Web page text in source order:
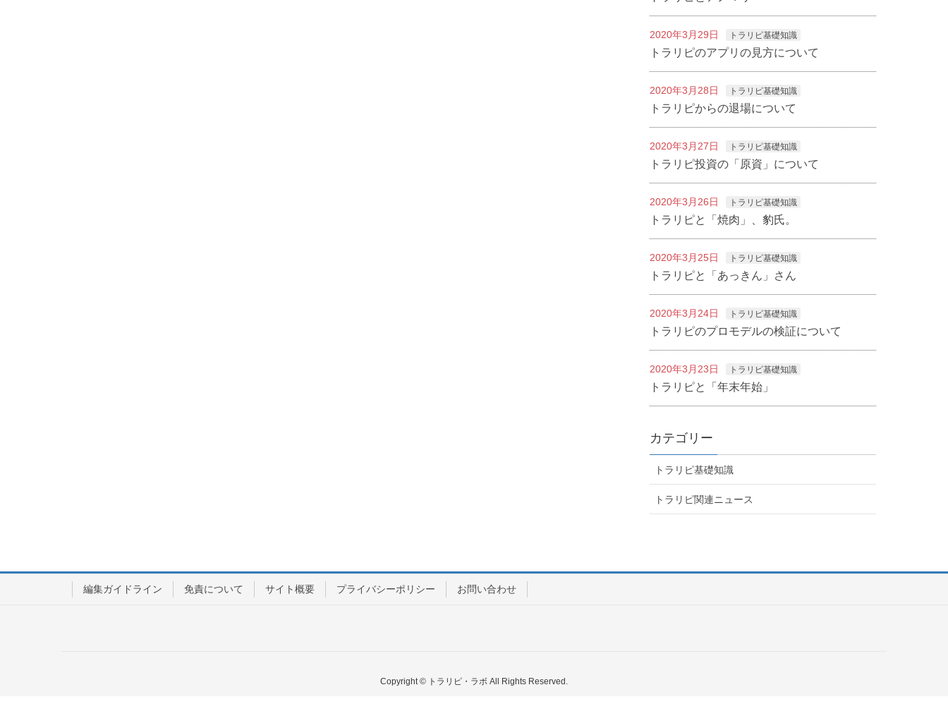
2020年3月29日 トラリピ基礎知識
トラリピのアプリの見方について
2020年3月28日 トラリピ基礎知識
トラリピからの退場について
2020年3月27日 トラリピ基礎知識
トラリピ投資の「原資」について
2020年3月26日 トラリピ基礎知識
トラリピと「焼肉」、豹氏。
2020年3月25日 トラリピ基礎知識
トラリピと「あっきん」さん
2020年3月24日 トラリピ基礎知識
トラリピのプロモデルの検証について
2020年3月23日 トラリピ基礎知識
トラリピと「年末年始」
カテゴリー
トラリピ基礎知識
トラリピ関連ニュース
編集ガイドライン 免責について サイト概要 プライバシーポリシー お問い合わせ
Copyright © トラリピ・ラボ All Rights Reserved.